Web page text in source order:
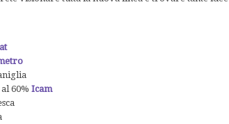
al 60%Icam